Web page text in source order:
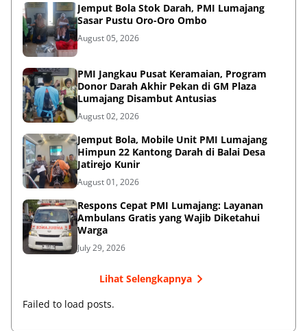
Jemput Bola Stok Darah, PMI Lumajang
Sasar Pustu Oro-Oro Ombo
August 05, 2026
PMI Jangkau Pusat Keramaian, Program
Donor Darah Akhir Pekan di GM Plaza
Lumajang Disambut Antusias
August 02, 2026
Jemput Bola, Mobile Unit PMI Lumajang
Himpun 22 Kantong Darah di Balai Desa
Jatirejo Kunir
August 01, 2026
Respons Cepat PMI Lumajang: Layanan
Ambulans Gratis yang Wajib Diketahui
Warga
July 29, 2026
Lihat Selengkapnya
Failed to load posts.